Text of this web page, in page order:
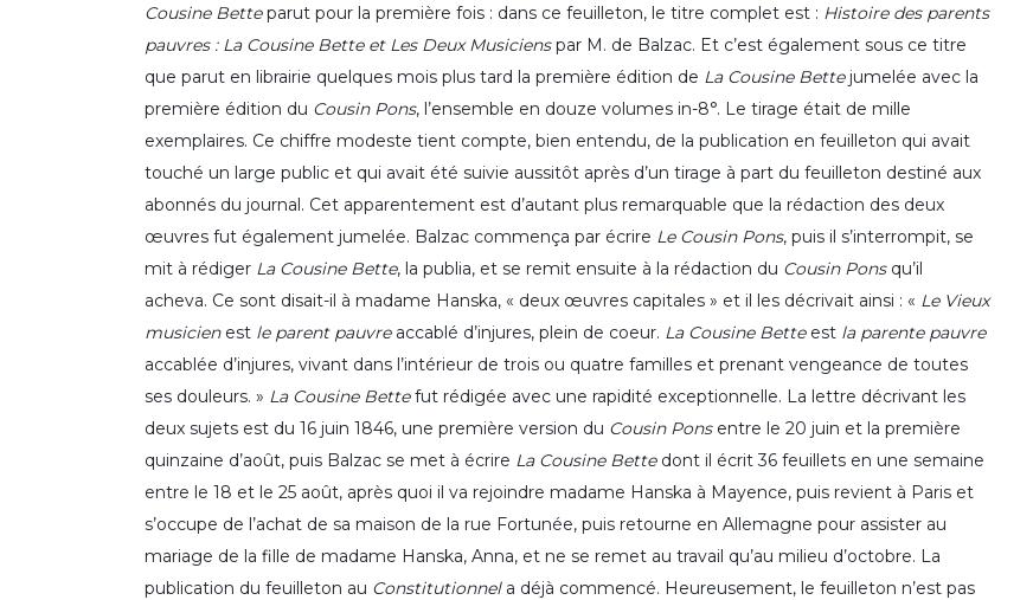
Cousine Betteparut pour la première fois : dans ce feuilleton, le titre complet est : Histoire des parents
pauvres : La Cousine Bette et Les Deux Musicienspar M. de Balzac. Et c’est également sous ce titre
que parut en librairie quelques mois plus tard la première édition de La Cousine Bette jumelée avec la
première édition du Cousin Pons, l’ensemble en douze volumes in-8°. Le tirage était de mille
exemplaires. Ce chiffre modeste tient compte, bien entendu, de la publication en feuilleton qui avait
touché un large public et qui avait été suivie aussitôt après d’un tirage à part du feuilleton destiné aux
abonnés du journal. Cet apparentement est d’autant plus remarquable que la rédaction des deux
œuvres fut également jumelée. Balzac commença par écrire Le Cousin Pons, puis il s’interrompit, se
mit à rédiger La Cousine Bette, la publia, et se remit ensuite à la rédaction du Cousin Ponsqu’il
acheva. Ce sont disait-il à madame Hanska, « deux œuvres capitales » et il les décrivait ainsi : « Le Vieux
musicienest le parent pauvreaccablé d’injures, plein de coeur. La Cousine Bette est la parente pauvre
accablée d’injures, vivant dans l’intérieur de trois ou quatre familles et prenant vengeance de toutes
ses douleurs. » La Cousine Bettefut rédigée avec une rapidité exceptionnelle. La lettre décrivant les
deux sujets est du 16 juin 1846, une première version du Cousin Ponsentre le 20 juin et la première
quinzaine d’août, puis Balzac se met à écrire La Cousine Bettedont il écrit 36 feuillets en une semaine
entre le 18 et le 25 août, après quoi il va rejoindre madame Hanska à Mayence, puis revient à Paris et
s’occupe de l’achat de sa maison de la rue Fortunée, puis retourne en Allemagne pour assister au
mariage de la fille de madame Hanska, Anna, et ne se remet au travail qu’au milieu d’octobre. La
publication du feuilleton au Constitutionnela déjà commencé. Heureusement, le feuilleton n’est pas